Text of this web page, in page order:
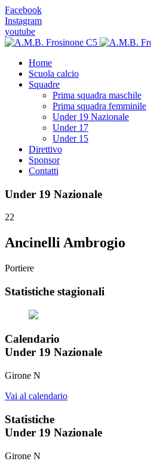
Facebook
Instagram
youtube
Home
Scuola calcio
Squadre
Prima squadra maschile
Prima squadra femminile
Under 19 Nazionale
Under 17
Under 15
Direttivo
Sponsor
Contatti
Under 19 Nazionale
22
Ancinelli Ambrogio
Portiere
Statistiche stagionali
Calendario
Under 19 Nazionale
Girone N
Vai al calendario
Statistiche
Under 19 Nazionale
Girone N